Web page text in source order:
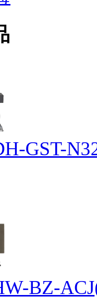
GST-
BZ-